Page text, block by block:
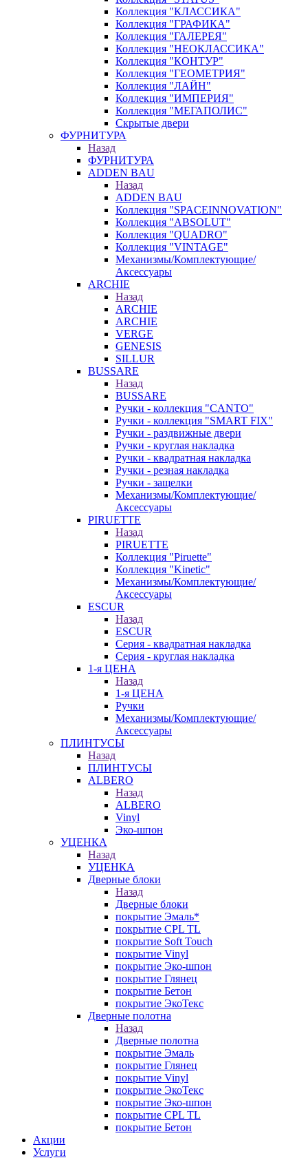
Коллекция "КЛАССИКА"
Коллекция "ГРАФИКА"
Коллекция "ГАЛЕРЕЯ"
Коллекция "НЕОКЛАССИКА"
Коллекция "КОНТУР"
Коллекция "ГЕОМЕТРИЯ"
Коллекция "ЛАЙН"
Коллекция "ИМПЕРИЯ"
Коллекция "МЕГАПОЛИС"
Скрытые двери
ФУРНИТУРА
Назад
ФУРНИТУРА
ADDEN BAU
Назад
ADDEN BAU
Коллекция "SPACEINNOVATION"
Коллекция "ABSOLUT"
Коллекция "QUADRO"
Коллекция "VINTAGE"
Механизмы/Комплектующие/
Аксессуары
ARCHIE
Назад
ARCHIE
ARCHIE
VERGE
GENESIS
SILLUR
BUSSARE
Назад
BUSSARE
Ручки - коллекция "CANTO"
Ручки - коллекция "SMART FIX"
Ручки - раздвижные двери
Ручки - круглая накладка
Ручки - квадратная накладка
Ручки - резная накладка
Ручки - защелки
Механизмы/Комплектующие/
Аксессуары
PIRUETTE
Назад
PIRUETTE
Коллекция "Piruette"
Коллекция "Kinetic"
Механизмы/Комплектующие/
Аксессуары
ESCUR
Назад
ESCUR
Серия - квадратная накладка
Серия - круглая накладка
1-я ЦЕНА
Назад
1-я ЦЕНА
Ручки
Механизмы/Комплектующие/
Аксессуары
ПЛИНТУСЫ
Назад
ПЛИНТУСЫ
ALBERO
Назад
ALBERO
Vinyl
Эко-шпон
УЦЕНКА
Назад
УЦЕНКА
Дверные блоки
Назад
Дверные блоки
покрытие Эмаль*
покрытие CPL TL
покрытие Soft Touch
покрытие Vinyl
покрытие Эко-шпон
покрытие Глянец
покрытие Бетон
покрытие ЭкоТекс
Дверные полотна
Назад
Дверные полотна
покрытие Эмаль
покрытие Глянец
покрытие Vinyl
покрытие ЭкоТекс
покрытие Эко-шпон
покрытие CPL TL
покрытие Бетон
Акции
Услуги